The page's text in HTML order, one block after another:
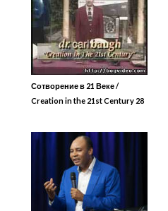
Сотворение в 21 Веке /
Creation in the 21st Century 28